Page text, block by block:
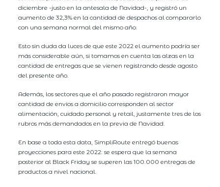
diciembre -justo en la antesala de Navidad-, y registró un
aumento de 32,3% en la cantidad de despachos al compararlo
con una semana normal del mismo año.
Esto sin duda da luces de que este 2022 el aumento podría ser
más considerable aún, si tomamos en cuenta las alzas en la
cantidad de entregas que se vienen registrando desde agosto
del presente año.
Además, los sectores que el año pasado registraron mayor
cantidad de envíos a domicilio corresponden al sector
alimentación, cuidado personal y retail, justamente tres de los
rubros más demandados en la previa de Navidad.
En base a toda esta data, SimpliRoute entregó buenas
proyecciones para este 2022: se espera que la semana
posterior al Black Friday se superen las 100.000 entregas de
productos a nivel nacional.